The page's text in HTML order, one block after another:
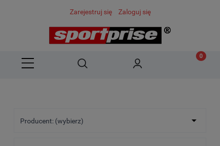
Zarejestruj się Zaloguj się
Producent: (wybierz)